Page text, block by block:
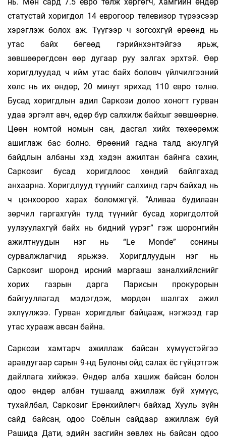
статустай хоригдол 14 еврогоор телевизор түрээсээр
хэрэглэж болох аж. Түүгээр ч зогсохгүй өрөөнд нь
утас байх бөгөөд гэрийнхэнтэйгээ ярьж,
зөвшөөрөгдсөн өөр дугаар руу залгах эрхтэй. Өөр
хоригдлуудад ч ийм утас байх боловч үйлчилгээний
хөлс нь их өндөр, 20 минут ярихад 110 евро төлнө.
Бусад хоригдлын адил Саркози долоо хоногт гурван
удаа эргэлт авч, өдөр бүр салхилж байхыг зөвшөөрнө.
Цөөн номтой номын сан, дасгал хийх төхөөрөмж
ашиглаж бас болно. Өрөөний гадна талд аюулгүй
байдлын албаны хэд хэдэн ажилтан байнга сахин,
Саркозиг бусад хоригдлоос хөндий байлгахад
анхаарна. Хоригдлууд түүнийг салхинд гарч байхад нь
ч цонхоороо харах боломжгүй. “Аливаа будилаан
зөрчил гаргахгүйн тулд түүнийг бусад хоригдолтой
уулзуулахгүй байх нь бидний үүрэг” гэж шоронгийн
ажилтнуудын нэг нь “Le Monde” сонины
сурвалжлагчид ярьжээ. Хоригдлуудын нэг нь
Саркозиг шоронд ирсний маргааш заналхийлснийг
хорих газрын дарга Парисын прокурорын
байгууллагад мэдэгдэж, мөрдөн шалгах ажил
эхлүүлжээ. Гурван хоригдлыг байцааж, нэгжээд гар
утас хурааж авсан байна.
Саркози хамтарч ажиллаж байсан хүмүүстэйгээ
аравдугаар сарын 9-нд Булоны ойд салах ёс гүйцэтгэж
дайллага хийжээ. Өндөр алба хашиж байсан болон
одоо өндөр албан тушаалд ажиллаж буй хүмүүс,
тухайлбал, Саркозиг Ерөнхийлөгч байхад Хууль зүйн
сайд байсан, одоо Соёлын сайдаар ажиллаж буй
Рашида Дати, эдийн засгийн зөвлөх нь байсан одоо